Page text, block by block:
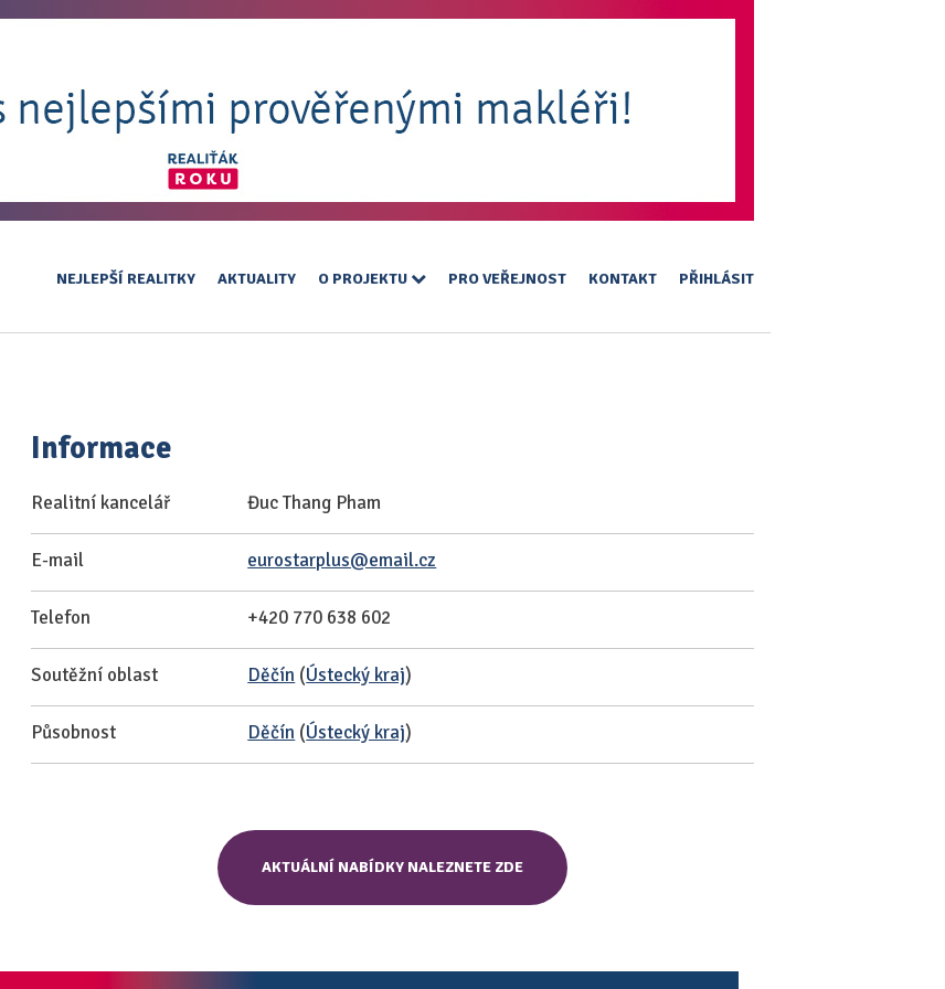
NEJLEPŠÍ REALITKY AKTUALITY O PROJEKTU PRO VEŘEJNOST KONTAKT PŘIHLÁSIT
Informace
Realitní kancelář Đuc Thang Pham
E-mail eurostarplus@email.cz
Telefon +420 770 638 602
Soutěžní oblast Děčín (Ústecký kraj)
Působnost Děčín (Ústecký kraj)
AKTUÁLNÍ NABÍDKY NALEZNETE ZDE